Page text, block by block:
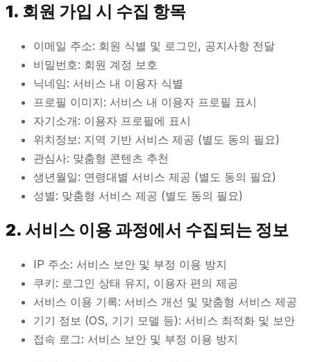
1. 회원 가입 시 수집 항목
이메일 주소: 회원 식별 및 로그인, 공지사항 전달
비밀번호: 회원 계정 보호
닉네임: 서비스 내 이용자 식별
프로필 이미지: 서비스 내 이용자 프로필 표시
자기소개: 이용자 프로필에 표시
위치정보: 지역 기반 서비스 제공 (별도 동의 필요)
관심사: 맞춤형 콘텐츠 추천
생년월일: 연령대별 서비스 제공 (별도 동의 필요)
성별: 맞춤형 서비스 제공 (별도 동의 필요)
2. 서비스 이용 과정에서 수집되는 정보
IP 주소: 서비스 보안 및 부정 이용 방지
쿠키: 로그인 상태 유지, 이용자 편의 제공
서비스 이용 기록: 서비스 개선 및 맞춤형 서비스 제공
기기 정보 (OS, 기기 모델 등): 서비스 최적화 및 보안
접속 로그: 서비스 보안 및 부정 이용 방지